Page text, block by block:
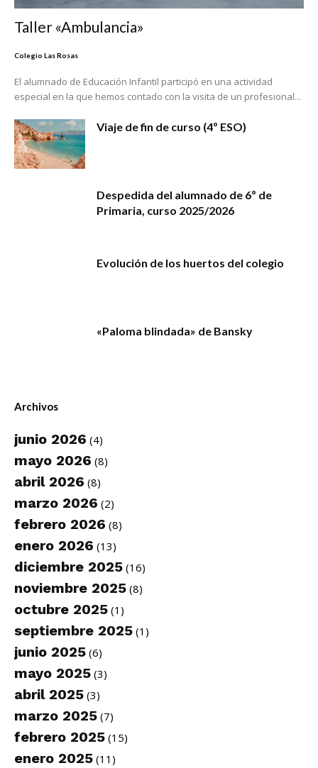
Taller «Ambulancia»
Colegio Las Rosas
El alumnado de Educación Infantil participó en una actividad
especial en la que hemos contado con la visita de un profesional...
Viaje de fin de curso (4º ESO)
Despedida del alumnado de 6º de
Primaria, curso 2025/2026
Evolución de los huertos del colegio
«Paloma blindada» de Bansky
Archivos
junio 2026 (4)
mayo 2026 (8)
abril 2026 (8)
marzo 2026 (2)
febrero 2026 (8)
enero 2026 (13)
diciembre 2025 (16)
noviembre 2025 (8)
octubre 2025 (1)
septiembre 2025 (1)
junio 2025 (6)
mayo 2025 (3)
abril 2025 (3)
marzo 2025 (7)
febrero 2025 (15)
enero 2025 (11)